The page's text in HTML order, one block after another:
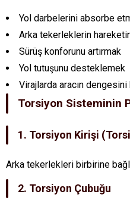
Yol darbelerini absorbe
Arka tekerleklerin
Sürüş konforunu artırmak
Yol tutuşunu desteklemek
Virajlarda aracın
Torsiyon Sisteminin
1. Torsiyon Kirişi
Arka tekerlekleri birbirine
2. Torsiyon Çubuğu